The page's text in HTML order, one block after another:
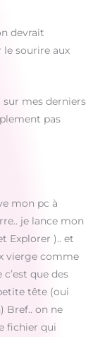
devrait
le sourire aux
sur mes derniers
pas
mon pc à
je lance mon
Explorer ).. et
vierge comme
que des
tête (oui
Bref.. on ne
fichier qui